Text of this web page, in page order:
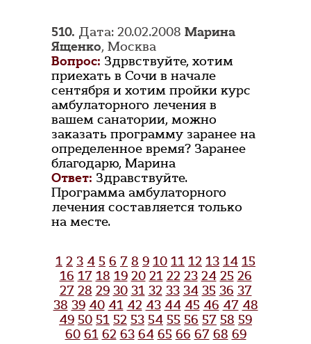
510. Дата: 20.02.2008 Марина
Ященко, Москва
Вопрос: Здрвствуйте, хотим
приехать в Сочи в начале
сентября и хотим пройки курс
амбулаторного лечения в
вашем санатории, можно
заказать программу заранее на
определенное время? Заранее
благодарю, Марина
Ответ: Здравствуйте.
Программа амбулаторного
лечения составляется только
на месте.
1 2 3 4 5 6 7 8 9 10 11 12 13 14 15
16 17 18 19 20 21 22 23 24 25 26
27 28 29 30 31 32 33 34 35 36 37
38 39 40 41 42 43 44 45 46 47 48
49 50 51 52 53 54 55 56 57 58 59
60 61 62 63 64 65 66 67 68 69